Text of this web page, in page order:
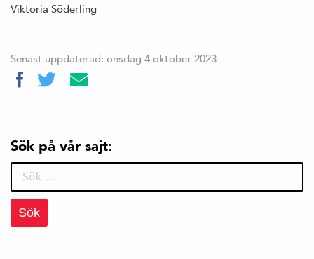
Viktoria Söderling
Senast uppdaterad: onsdag 4 oktober 2023
Sök på vår sajt:
efter: